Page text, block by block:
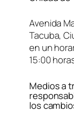
Avenida
Tacuba,
en un
15:00
Medios a
los